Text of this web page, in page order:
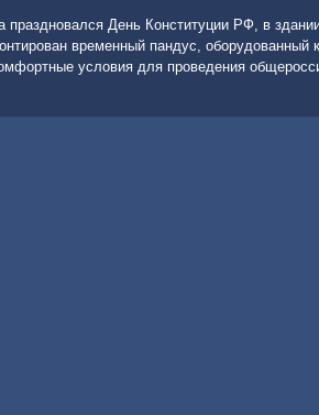
праздновался День Конституции РФ, в
временный пандус, оборудοванный
услοвия для проведения